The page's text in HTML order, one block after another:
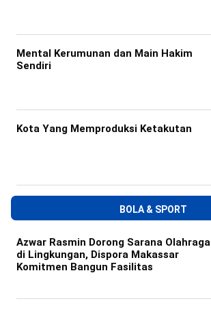
Mental Kerumunan dan Main Hakim
Sendiri
Kota Yang Memproduksi Ketakutan
BOLA & SPORT
Azwar Rasmin Dorong Sarana Olahraga
di Lingkungan, Dispora Makassar
Komitmen Bangun Fasilitas